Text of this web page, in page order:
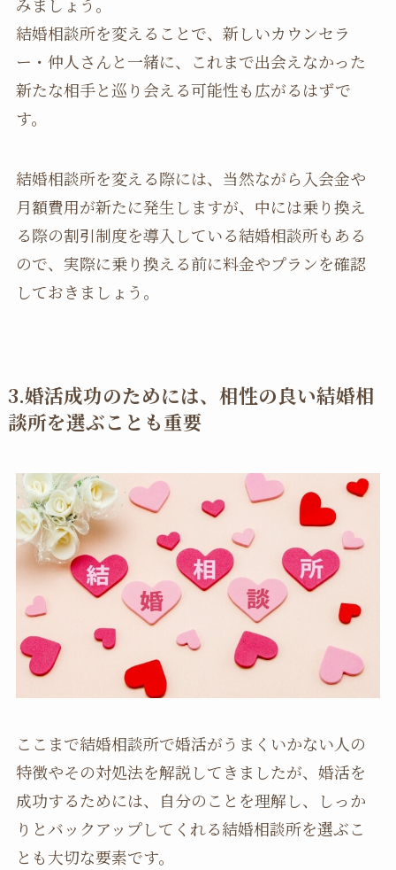
結婚相談所を変えることで、新しいカウンセラ
ー・仲人さんと一緒に、これまで出会えなかった
新たな相手と巡り会える可能性も広がるはずで
す。
結婚相談所を変える際には、当然ながら入会金や
月額費用が新たに発生しますが、中には乗り換え
る際の割引制度を導入している結婚相談所もある
ので、実際に乗り換える前に料金やプランを確認
しておきましょう。
3.婚活成功のためには、相性の良い結婚相
談所を選ぶことも重要
ここまで結婚相談所で婚活がうまくいかない人の
特徴やその対処法を解説してきましたが、婚活を
成功するためには、自分のことを理解し、しっか
りとバックアップしてくれる結婚相談所を選ぶこ
とも大切な要素です。